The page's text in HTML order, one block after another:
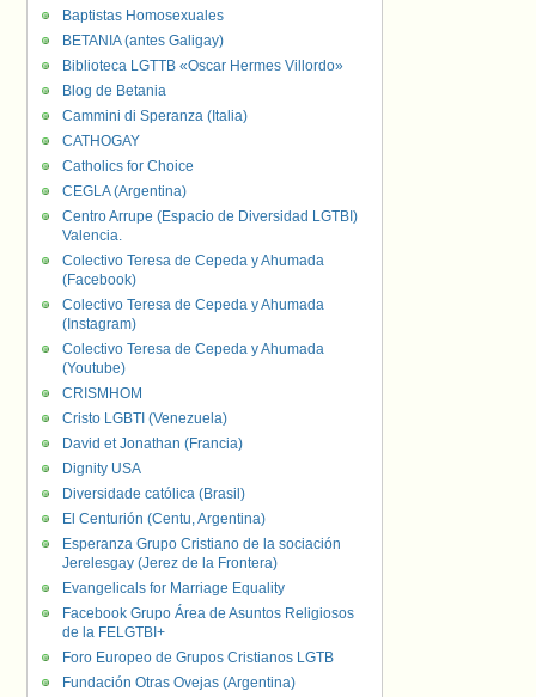
Baptistas Homosexuales
BETANIA (antes Galigay)
Biblioteca LGTTB «Oscar Hermes Villordo»
Blog de Betania
Cammini di Speranza (Italia)
CATHOGAY
Catholics for Choice
CEGLA (Argentina)
Centro Arrupe (Espacio de Diversidad LGTBI)
Valencia.
Colectivo Teresa de Cepeda y Ahumada
(Facebook)
Colectivo Teresa de Cepeda y Ahumada
(Instagram)
Colectivo Teresa de Cepeda y Ahumada
(Youtube)
CRISMHOM
Cristo LGBTI (Venezuela)
David et Jonathan (Francia)
Dignity USA
Diversidade católica (Brasil)
El Centurión (Centu, Argentina)
Esperanza Grupo Cristiano de la sociación
Jerelesgay (Jerez de la Frontera)
Evangelicals for Marriage Equality
Facebook Grupo Área de Asuntos Religiosos
de la FELGTBI+
Foro Europeo de Grupos Cristianos LGTB
Fundación Otras Ovejas (Argentina)